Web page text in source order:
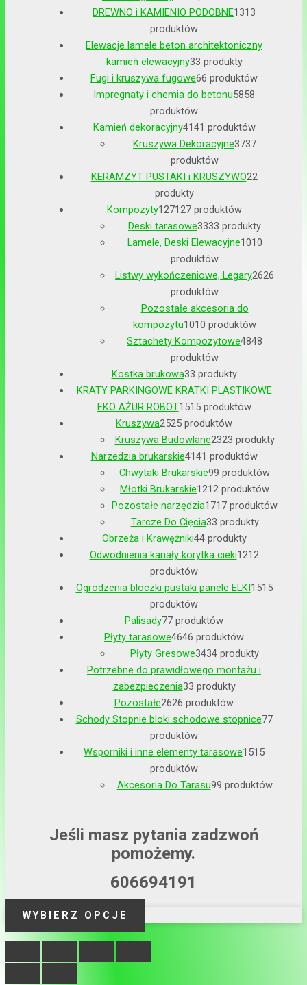
DREWNO i KAMIENIO PODOBNE1313
produktów
Elewacje lamele beton architektoniczny
kamień elewacyjny33 produkty
Fugi i kruszywa fugowe66 produktów
Impregnaty i chemia do betonu5858
produktów
Kamień dekoracyjny4141 produktów
Kruszywa Dekoracyjne3737
produktów
KERAMZYT PUSTAKI i KRUSZYWO22
produkty
Kompozyty127127 produktów
Deski tarasowe3333 produkty
Lamele, Deski Elewacyjne1010
produktów
Listwy wykończeniowe, Legary2626
produktów
Pozostałe akcesoria do
kompozytu1010 produktów
Sztachety Kompozytowe4848
produktów
Kostka brukowa33 produkty
KRATY PARKINGOWE KRATKI PLASTIKOWE
EKO AŻUR ROBOT1515 produktów
Kruszywa2525 produktów
Kruszywa Budowlane2323 produkty
Narzedzia brukarskie4141 produktów
Chwytaki Brukarskie99 produktów
Młotki Brukarskie1212 produktów
Pozostałe narzędzia1717 produktów
Tarcze Do Cięcia33 produkty
Obrzeża i Krawężniki44 produkty
Odwodnienia kanały korytka cieki1212
produktów
Ogrodzenia bloczki pustaki panele ELKI1515
produktów
Palisady77 produktów
Płyty tarasowe4646 produktów
Płyty Gresowe3434 produkty
Potrzebne do prawidłowego montażu i
zabezpieczenia33 produkty
Pozostałe2626 produktów
Schody Stopnie bloki schodowe stopnice77
produktów
Wsporniki i inne elementy tarasowe1515
produktów
Akcesoria Do Tarasu99 produktów
Jeśli masz pytania zadzwoń
pomożemy.
606694191
WYBIERZ OPCJE